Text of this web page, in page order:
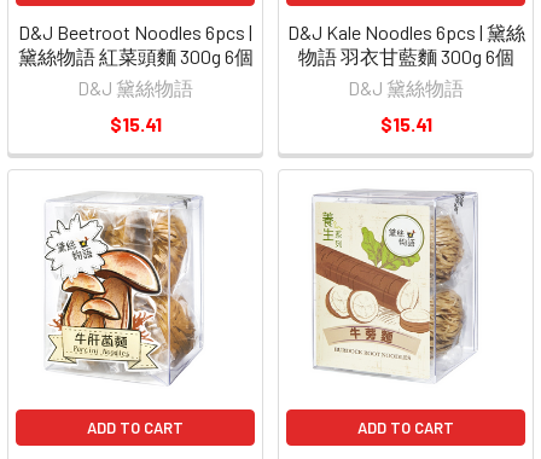
D&J Beetroot Noodles 6pcs |
黛絲物語 紅菜頭麵 300g 6個
D&J 黛絲物語
$15.41
D&J Kale Noodles 6pcs | 黛絲
物語 羽衣甘藍麵 300g 6個
D&J 黛絲物語
$15.41
ADD TO CART ADD TO CART